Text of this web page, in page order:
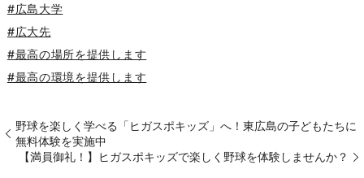
#広島大学
#広大先
#最高の場所を提供します
#最高の環境を提供します
野球を楽しく学べる「ヒガスポキッズ」へ！東広島の子どもたちに
無料体験を実施中
【満員御礼！】ヒガスポキッズで楽しく野球を体験しませんか？